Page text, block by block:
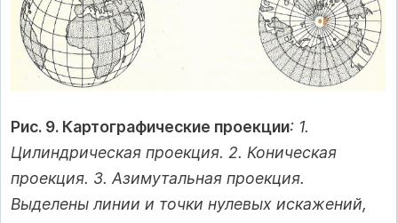
Рис. 9. Картографические проекции: 1.
Цилиндрическая проекция. 2. Коническая
проекция. 3. Азимутальная проекция.
Выделены линии и точки нулевых искажений,